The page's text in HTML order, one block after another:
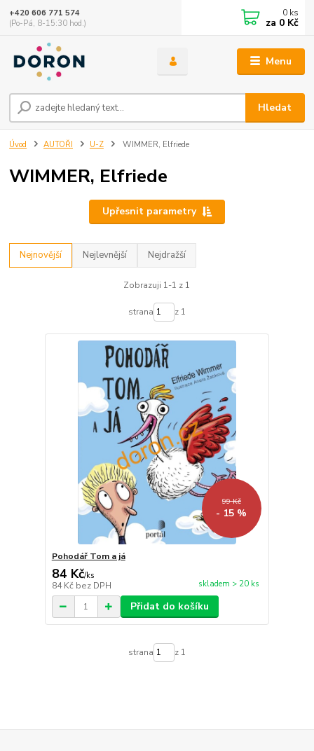
Menu
Hledat
+420 606 771 574
(Po-Pá, 8-15:30 hod.)
0 ks
za 0 Kč
Úvod AUTOŘI U-Z WIMMER, Elfriede
WIMMER, Elfriede
Upřesnit parametry
Nejnovější Nejlevnější Nejdražší
Zobrazuji 1-1 z 1
strana z 1
99 Kč
- 15 %
Pohodář Tom a já
84 Kč/ks
84 Kč bez DPH skladem > 20 ks
Přidat do košíku
strana z 1